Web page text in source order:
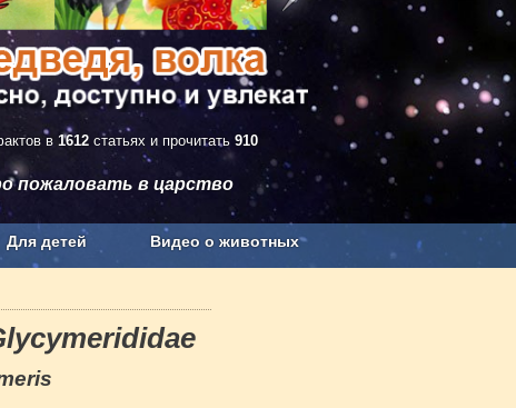
в 1612 статьях и прочитать 910
пожаловать в царство
Для детей Видео о животных